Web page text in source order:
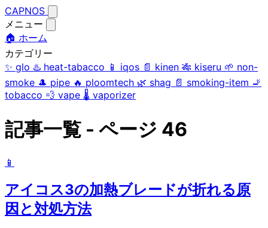
CAPNOS
メニュー
🏠 ホーム
カテゴリー
✨ glo ♨️ heat-tabacco 📱 iqos 📄 kinen 🎋 kiseru 🌱 non-
smoke 🎩 pipe 🔥 ploomtech 🌿 shag 📄 smoking-item 🚬
tobacco 💨 vape 🌡️ vaporizer
記事一覧 - ページ 46
📱
アイコス3の加熱ブレードが折れる原
因と対処方法